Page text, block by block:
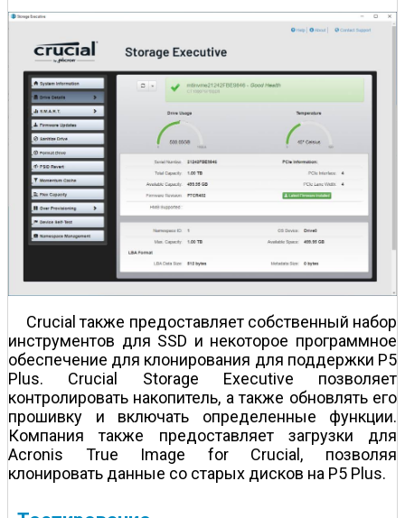
Crucial также предоставляет собственный набор
инструментов для SSD и некоторое программное
обеспечение для клонирования для поддержки P5
Plus. Crucial Storage Executive позволяет
контролировать накопитель, а также обновлять его
прошивку и включать определенные функции.
Компания также предоставляет загрузки для
Acronis True Image for Crucial, позволяя
клонировать данные со старых дисков на P5 Plus.